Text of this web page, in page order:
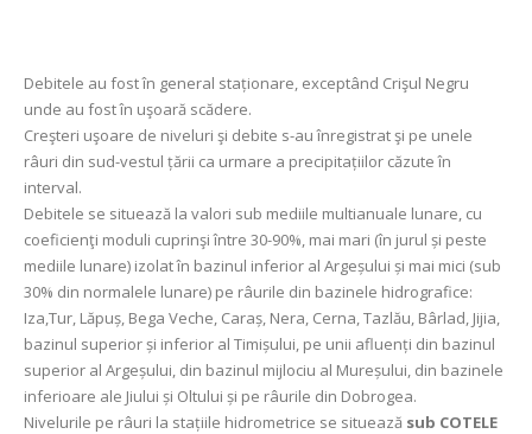
Debitele au fost în general staționare, exceptând Crişul Negru
unde au fost în uşoară scădere.
Creşteri uşoare de niveluri şi debite s-au înregistrat şi pe unele
râuri din sud-vestul țării ca urmare a precipitațiilor căzute în
interval.
Debitele se situează la valori sub mediile multianuale lunare, cu
coeficienţi moduli cuprinşi între 30-90%, mai mari (în jurul și peste
mediile lunare) izolat în bazinul inferior al Argeșului și mai mici (sub
30% din normalele lunare) pe râurile din bazinele hidrografice:
Iza,Tur, Lăpuș, Bega Veche, Caraș, Nera, Cerna, Tazlău, Bârlad, Jijia,
bazinul superior și inferior al Timișului, pe unii afluenți din bazinul
superior al Argeșului, din bazinul mijlociu al Mureșului, din bazinele
inferioare ale Jiului și Oltului și pe râurile din Dobrogea.
Nivelurile pe râuri la stațiile hidrometrice se situează sub COTELE